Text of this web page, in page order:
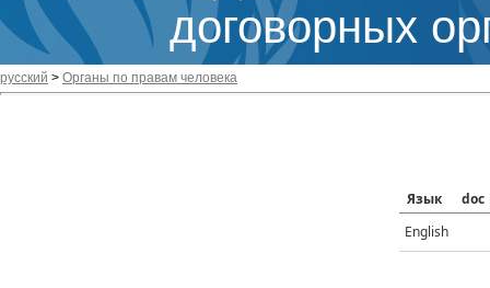
договорных
русский > Органы по правам человека
Язык
doc
English